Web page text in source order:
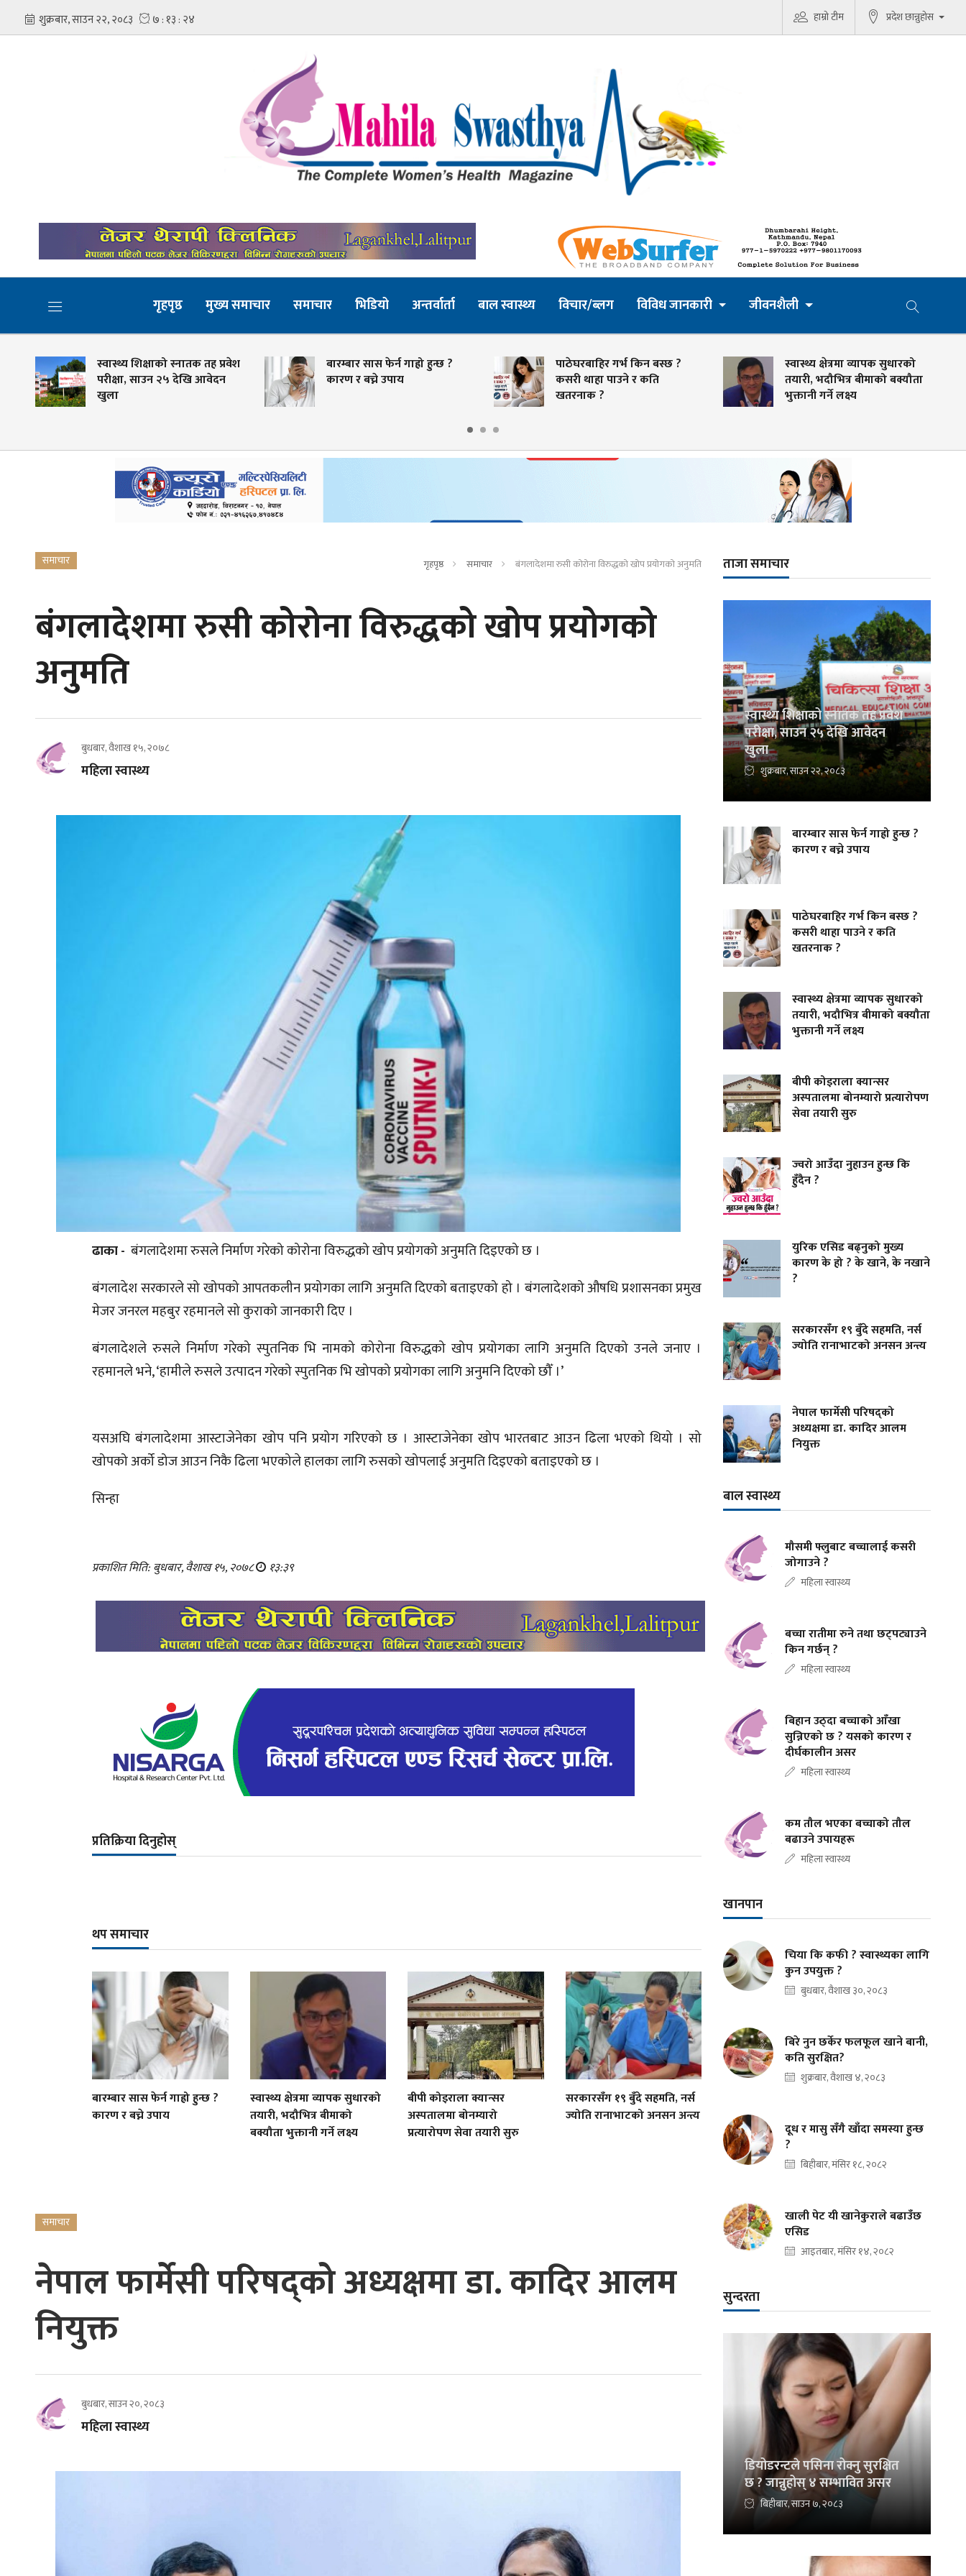
हाम्रो टीम प्रदेश छान्नुहोस
गृहपृष्ठ मुख्य समाचार समाचार भिडियो अन्तर्वार्ता बाल स्वास्थ्य विचार/ब्लग विविध जानकारी जीवनशैली
स्वास्थ्य शिक्षाको स्नातक तह प्रवेश
परीक्षा, साउन २५ देखि आवेदन
खुला
बारम्बार सास फेर्न गाह्रो हुन्छ ?
कारण र बच्ने उपाय
पाठेघरबाहिर गर्भ किन बस्छ ?
कसरी थाहा पाउने र कति
खतरनाक ?
स्वास्थ्य क्षेत्रमा व्यापक सुधारको
तयारी, भदौभित्र बीमाको बक्यौता
भुक्तानी गर्ने लक्ष्य
समाचार गृहपृष्ठ समाचार बंगलादेशमा रुसी कोरोना विरुद्धको खोप प्रयोगको अनुमति
बंगलादेशमा रुसी कोरोना विरुद्धको खोप प्रयोगको
अनुमति
बुधबार, वैशाख १५, २०७८
महिला स्वास्थ्य
ढाका -बंगलादेशमा रुसले निर्माण गरेको कोरोना विरुद्धको खोप प्रयोगको अनुमति दिइएको छ ।
बंगलादेश सरकारले सो खोपको आपतकलीन प्रयोगका लागि अनुमति दिएको बताइएको हो । बंगलादेशको औषधि प्रशासनका प्रमुख
मेजर जनरल महबुर रहमानले सो कुराको जानकारी दिए ।
बंगलादेशले रुसले निर्माण गरेको स्पुतनिक भि नामको कोरोना विरुद्धको खोप प्रयोगका लागि अनुमति दिएको उनले जनाए ।
रहमानले भने, ‘हामीले रुसले उत्पादन गरेको स्पुतनिक भि खोपको प्रयोगका लागि अनुमनि दिएको छौँ ।’
यसअघि बंगलादेशमा आस्टाजेनेका खोप पनि प्रयोग गरिएको छ । आस्टाजेनेका खोप भारतबाट आउन ढिला भएको थियो । सो
खोपको अर्को डोज आउन निकै ढिला भएकोले हालका लागि रुसको खोपलाई अनुमति दिइएको बताइएको छ ।
सिन्हा
प्रकाशित मिति: बुधबार, वैशाख १५, २०७८ १३:३९
प्रतिक्रिया दिनुहोस्
थप समाचार
बारम्बार सास फेर्न गाह्रो हुन्छ ?
कारण र बच्ने उपाय
स्वास्थ्य क्षेत्रमा व्यापक सुधारको
तयारी, भदौभित्र बीमाको
बक्यौता भुक्तानी गर्ने लक्ष्य
बीपी कोइराला क्यान्सर
अस्पतालमा बोनम्यारो
प्रत्यारोपण सेवा तयारी सुरु
सरकारसँग १९ बुँदे सहमति, नर्स
ज्योति रानाभाटको अनसन अन्त्य
समाचार
नेपाल फार्मेसी परिषद्को अध्यक्षमा डा. कादिर आलम
नियुक्त
बुधबार, साउन २०, २०८३
महिला स्वास्थ्य
ताजा समाचार
स्वास्थ्य शिक्षाको स्नातक तह प्रवेश
परीक्षा, साउन २५ देखि आवेदन
खुला
शुक्रबार, साउन २२, २०८३
बारम्बार सास फेर्न गाह्रो हुन्छ ?
कारण र बच्ने उपाय
पाठेघरबाहिर गर्भ किन बस्छ ?
कसरी थाहा पाउने र कति
खतरनाक ?
स्वास्थ्य क्षेत्रमा व्यापक सुधारको
तयारी, भदौभित्र बीमाको बक्यौता
भुक्तानी गर्ने लक्ष्य
बीपी कोइराला क्यान्सर
अस्पतालमा बोनम्यारो प्रत्यारोपण
सेवा तयारी सुरु
ज्वरो आउँदा नुहाउन हुन्छ कि
हुँदैन ?
युरिक एसिड बढ्नुको मुख्य
कारण के हो ? के खाने, के नखाने
?
सरकारसँग १९ बुँदे सहमति, नर्स
ज्योति रानाभाटको अनसन अन्त्य
नेपाल फार्मेसी परिषद्को
अध्यक्षमा डा. कादिर आलम
नियुक्त
बाल स्वास्थ्य
मौसमी फ्लुबाट बच्चालाई कसरी
जोगाउने ?
महिला स्वास्थ्य
बच्चा रातीमा रुने तथा छट्पट्याउने
किन गर्छन् ?
महिला स्वास्थ्य
बिहान उठ्दा बच्चाको आँखा
सुन्निएको छ ? यसको कारण र
दीर्घकालीन असर
महिला स्वास्थ्य
कम तौल भएका बच्चाको तौल
बढाउने उपायहरू
महिला स्वास्थ्य
खानपान
चिया कि कफी ? स्वास्थ्यका लागि
कुन उपयुक्त ?
बुधबार, वैशाख ३०, २०८३
बिरे नुन छर्केर फलफूल खाने बानी,
कति सुरक्षित?
शुक्रबार, वैशाख ४, २०८३
दूध र मासु सँगै खाँदा समस्या हुन्छ
?
बिहीबार, मंसिर १८, २०८२
खाली पेट यी खानेकुराले बढाउँछ
एसिड
आइतबार, मंसिर १४, २०८२
सुन्दरता
डियोडरन्टले पसिना रोक्नु सुरक्षित
छ ? जान्नुहोस् ४ सम्भावित असर
बिहीबार, साउन ७, २०८३